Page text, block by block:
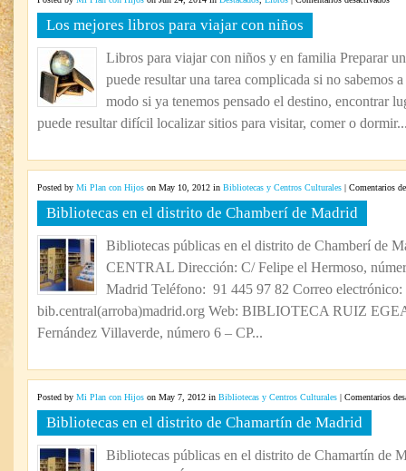
para
con
Los mejores libros para viajar con niños
Libros para viajar con niños y en familia Preparar
puede resultar una tarea complicada si no sabemos
modo si ya tenemos pensado el destino, encontrar
puede resultar difícil localizar sitios para visitar, comer o
Posted by Mi Plan con Hijos on May 10, 2012 in Bibliotecas y Centros Culturales | Comentarios
Bibliotecas en el distrito de Chamberí de Madrid
Bibliotecas públicas en el distrito de Chamberí de
CENTRAL Dirección: C/ Felipe el Hermoso,
Madrid Teléfono: 91 445 97 82 Correo electrónico:
bib.central(arroba)madrid.org Web: BIBLIOTECA RUIZ
Fernández Villaverde, número 6 – CP...
Posted by Mi Plan con Hijos on May 7, 2012 in Bibliotecas y Centros Culturales | Comentarios
Bibliotecas en el distrito de Chamartín de Madrid
Bibliotecas públicas en el distrito de Chamartín